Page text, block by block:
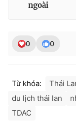
ngoài
0 0
Từ khóa: Thái
du lịch thái lan
TDAC